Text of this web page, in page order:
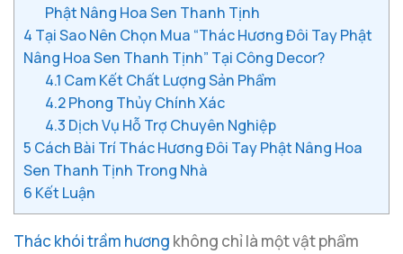
Phật Nâng Hoa Sen Thanh Tịnh
4 Tại Sao Nên Chọn Mua “Thác Hương Đôi Tay Phật
Nâng Hoa Sen Thanh Tịnh” Tại Công Decor?
4.1 Cam Kết Chất Lượng Sản Phẩm
4.2Phong Thủy Chính Xác
4.3 Dịch Vụ Hỗ Trợ Chuyên Nghiệp
5 Cách Bài Trí Thác Hương Đôi Tay Phật Nâng Hoa
Sen Thanh Tịnh Trong Nhà
6 Kết Luận
Thác khói trầm hương không chỉ là một vật phẩm